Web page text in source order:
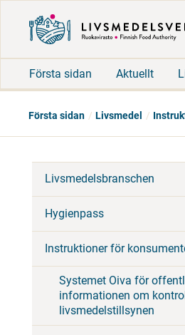
Första sidan Aktuellt
Första sidan Livsmedel
Livsmedelsbranschen
Hygienpass
Instruktioner för
Systemet Oiva för
informationen om
livsmedelstillsynen